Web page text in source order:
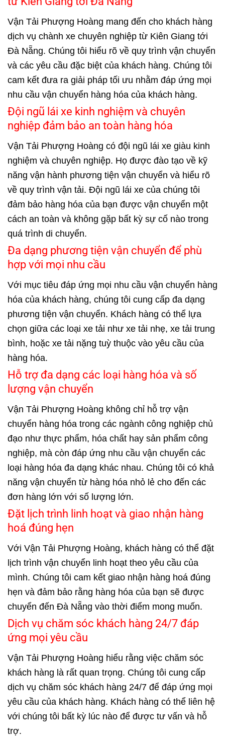
Vận Tải Phượng Hoàng mang đến cho khách hàng
dịch vụ chành xe chuyên nghiệp từ Kiên Giang tới
Đà Nẵng. Chúng tôi hiểu rõ về quy trình vận chuyển
và các yêu cầu đặc biệt của khách hàng. Chúng tôi
cam kết đưa ra giải pháp tối ưu nhằm đáp ứng mọi
nhu cầu vận chuyển hàng hóa của khách hàng.
Đội ngũ lái xe kinh nghiệm và chuyên
nghiệp đảm bảo an toàn hàng hóa
Vận Tải Phượng Hoàng có đội ngũ lái xe giàu kinh
nghiệm và chuyên nghiệp. Họ được đào tạo về kỹ
năng vận hành phương tiện vận chuyển và hiểu rõ
về quy trình vận tải. Đội ngũ lái xe của chúng tôi
đảm bảo hàng hóa của bạn được vận chuyển một
cách an toàn và không gặp bất kỳ sự cố nào trong
quá trình di chuyển.
Đa dạng phương tiện vận chuyển để phù
hợp với mọi nhu cầu
Với mục tiêu đáp ứng mọi nhu cầu vận chuyển hàng
hóa của khách hàng, chúng tôi cung cấp đa dạng
phương tiện vận chuyển. Khách hàng có thể lựa
chọn giữa các loại xe tải như xe tải nhẹ, xe tải trung
bình, hoặc xe tải nặng tuỳ thuộc vào yêu cầu của
hàng hóa.
Hỗ trợ đa dạng các loại hàng hóa và số
lượng vận chuyển
Vận Tải Phượng Hoàng không chỉ hỗ trợ vận
chuyển hàng hóa trong các ngành công nghiệp chủ
đạo như thực phẩm, hóa chất hay sản phẩm công
nghiệp, mà còn đáp ứng nhu cầu vận chuyển các
loại hàng hóa đa dạng khác nhau. Chúng tôi có khả
năng vận chuyển từ hàng hóa nhỏ lẻ cho đến các
đơn hàng lớn với số lượng lớn.
Đặt lịch trình linh hoạt và giao nhận hàng
hoá đúng hẹn
Với Vận Tải Phượng Hoàng, khách hàng có thể đặt
lịch trình vận chuyển linh hoạt theo yêu cầu của
mình. Chúng tôi cam kết giao nhận hàng hoá đúng
hẹn và đảm bảo rằng hàng hóa của bạn sẽ được
chuyển đến Đà Nẵng vào thời điểm mong muốn.
Dịch vụ chăm sóc khách hàng 24/7 đáp
ứng mọi yêu cầu
Vận Tải Phượng Hoàng hiểu rằng việc chăm sóc
khách hàng là rất quan trọng. Chúng tôi cung cấp
dịch vụ chăm sóc khách hàng 24/7 để đáp ứng mọi
yêu cầu của khách hàng. Khách hàng có thể liên hệ
với chúng tôi bất kỳ lúc nào để được tư vấn và hỗ
trợ.